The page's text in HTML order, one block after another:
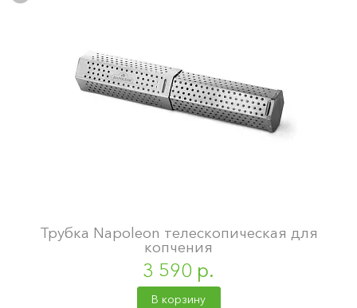
Трубка Napoleon телескопическая для
копчения
3 590 р.
В корзину